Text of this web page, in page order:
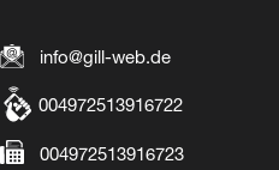
info@gill-web.de
004972513916722
004972513916723